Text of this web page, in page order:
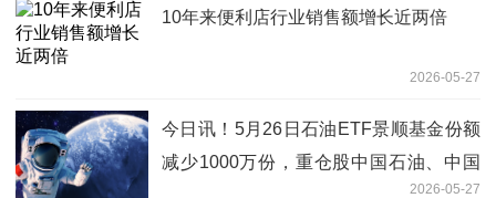
10年来便利店行业销售额增长近两倍
2026-05-27
今日讯！5月26日石油ETF景顺基金份额
减少1000万份，重仓股中国石油、中国
2026-05-27